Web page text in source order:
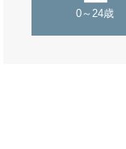
0～24歳